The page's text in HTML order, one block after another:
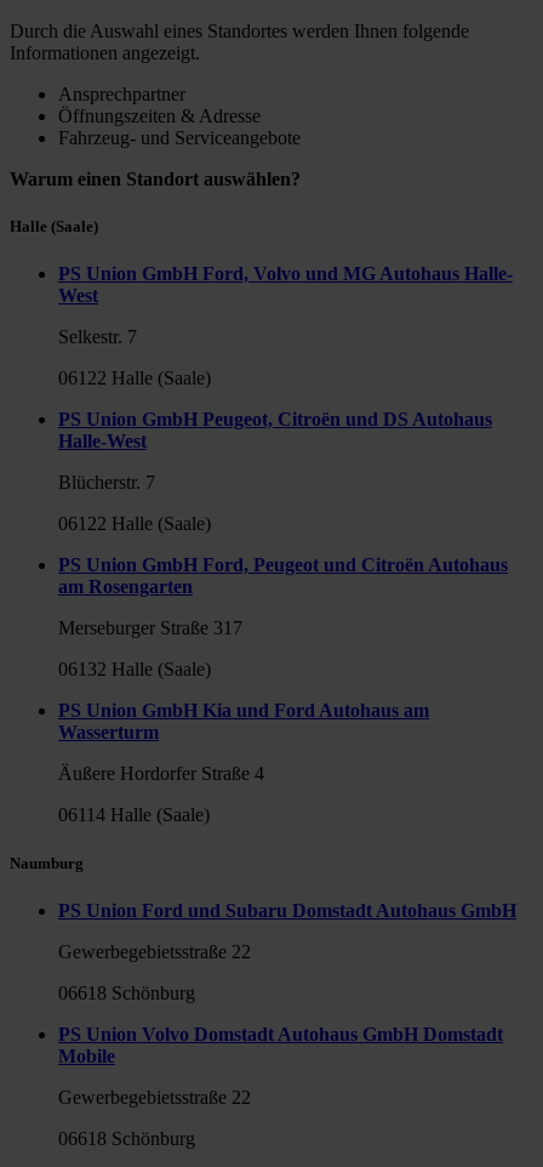
Durch die Auswahl eines Standortes werden Ihnen folgende
Informationen angezeigt.
Ansprechpartner
Öffnungszeiten & Adresse
Fahrzeug- und Serviceangebote
Warum einen Standort auswählen?
Halle (Saale)
PS Union GmbH Ford, Volvo und MG Autohaus Halle-
West
Selkestr. 7
06122 Halle (Saale)
PS Union GmbH Peugeot, Citroën und DS Autohaus
Halle-West
Blücherstr. 7
06122 Halle (Saale)
PS Union GmbH Ford, Peugeot und Citroën Autohaus
am Rosengarten
Merseburger Straße 317
06132 Halle (Saale)
PS Union GmbH Kia und Ford Autohaus am
Wasserturm
Äußere Hordorfer Straße 4
06114 Halle (Saale)
Naumburg
PS Union Ford und Subaru Domstadt Autohaus GmbH
Gewerbegebietsstraße 22
06618 Schönburg
PS Union Volvo Domstadt Autohaus GmbH Domstadt
Mobile
Gewerbegebietsstraße 22
06618 Schönburg